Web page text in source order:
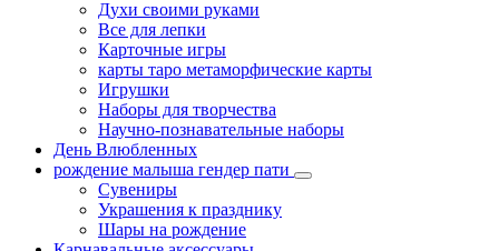
Духи своими руками
Все для лепки
Карточные игры
карты таро метаморфические карты
Игрушки
Наборы для творчества
Научно-познавательные наборы
День Влюбленных
рождение малыша гендер пати
Сувениры
Украшения к празднику
Шары на рождение